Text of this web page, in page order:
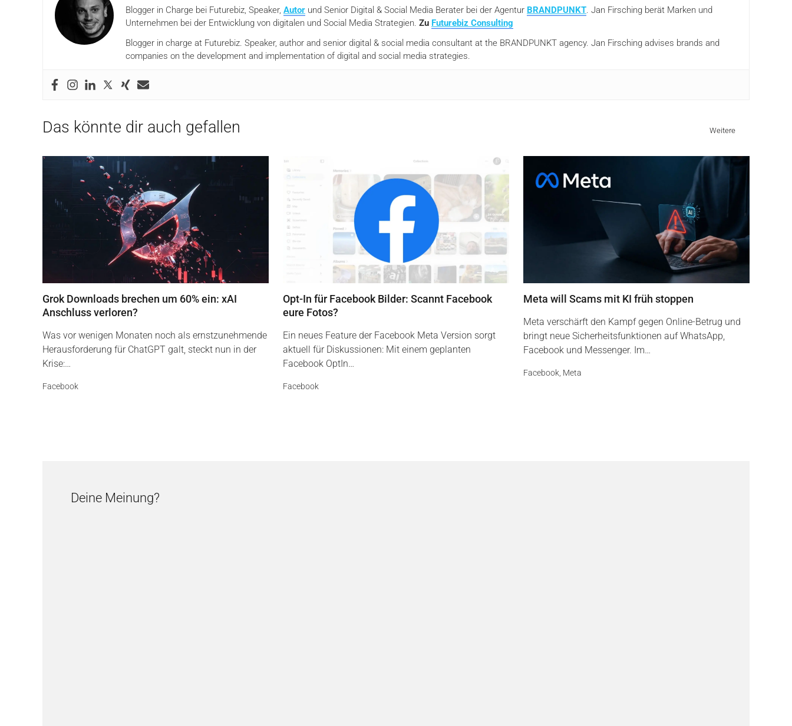
Blogger in Charge bei Futurebiz, Speaker, Autor und Senior Digital & Social Media Berater bei der Agentur BRANDPUNKT. Jan Firsching berät Marken und
Unternehmen bei der Entwicklung von digitalen und Social Media Strategien. Zu Futurebiz Consulting
Blogger in charge at Futurebiz. Speaker, author and senior digital & social media consultant at the BRANDPUNKT agency. Jan Firsching advises brands and
companies on the development and implementation of digital and social media strategies.
Das könnte dir auch gefallen Weitere
Grok Downloads brechen um 60% ein: xAI
Anschluss verloren?
Was vor wenigen Monaten noch als ernstzunehmende
Herausforderung für ChatGPT galt, steckt nun in der
Krise:…
Facebook
Opt-In für Facebook Bilder: Scannt Facebook
eure Fotos?
Ein neues Feature der Facebook Meta Version sorgt
aktuell für Diskussionen: Mit einem geplanten
Facebook OptIn…
Facebook
Meta will Scams mit KI früh stoppen
Meta verschärft den Kampf gegen Online-Betrug und
bringt neue Sicherheitsfunktionen auf WhatsApp,
Facebook und Messenger. Im…
Facebook Meta
Deine Meinung?